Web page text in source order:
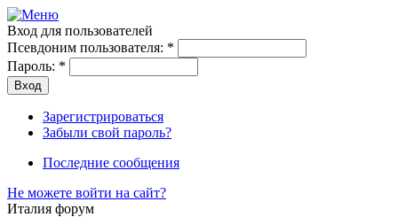
Вход для пользователей
Псевдоним пользователя: *
Пароль: *
Зарегистрироваться
Забыли свой пароль?
Последние сообщения
Не можете войти на сайт?
Италия форум